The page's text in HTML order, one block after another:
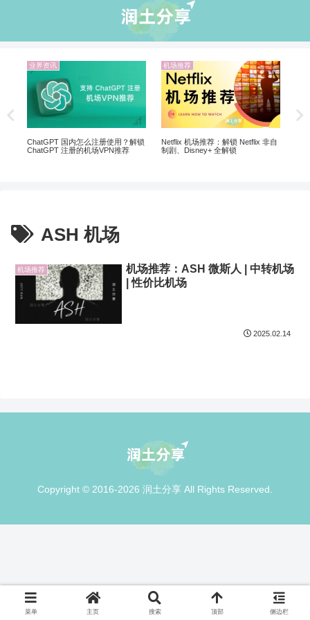
业界资讯
ChatGPT 国内怎么注册使用？解锁
ChatGPT 注册的机场VPN推荐
机场推荐
Netflix 机场推荐：解锁 Netflix 非自
制剧、Disney+ 全解锁
ASH 机场
机场推荐
机场推荐：ASH 微斯人 | 中转机场
| 性价比机场
2025.02.14
Copyright © 2016-2026 润土分享 All Rights Reserved.
菜单 主页 搜索 顶部 侧边栏